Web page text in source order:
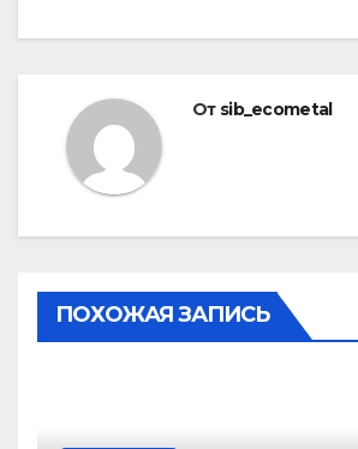
От sib_ecometal
ПОХОЖАЯ ЗАПИСЬ